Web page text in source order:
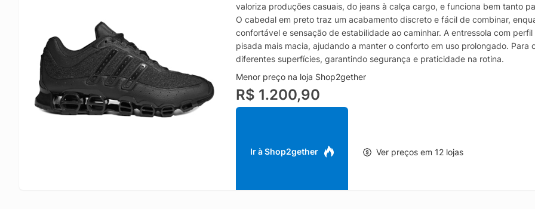
valoriza produções casuais, do jeans à calça cargo, e funciona bem tanto
O cabedal em preto traz um acabamento discreto e fácil de combinar,
confortável e sensação de estabilidade ao caminhar. A entressola com
pisada mais macia, ajudando a manter o conforto em uso prolongado.
diferentes superfícies, garantindo segurança e praticidade na rotina.
Menor preço na loja Shop2gether
R$ 1.200,90
Ir à Shop2gether Ver preços em 12 lojas